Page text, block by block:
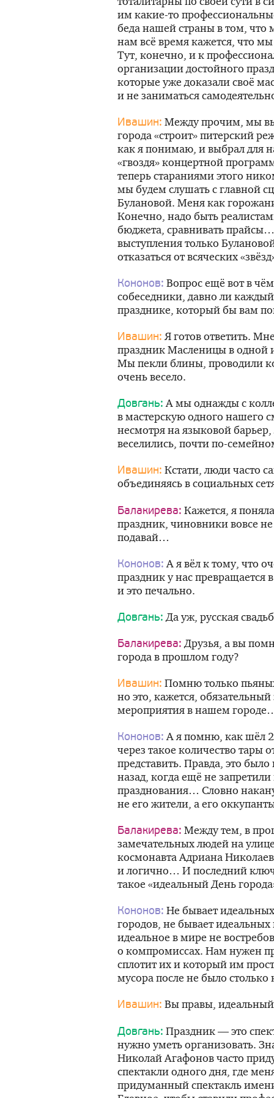
им какие-то
беда нашей страны в том,
нам всё время кажется, что
Тут, конечно, и к
организации достойного
которые уже доказали своё
и не заниматься
Ивашин: Между прочим, мы
города «строит» питерский
как я понимаю, и выбрал для
«гвоздя» концертной
теперь стараниями этого
мы будем слушать с главной
Булановой. Меня как
Конечно, надо быть
бюджета, сравнивать
выступления только
отказаться от всяческих
Кононов: Вопрос ещё вот в
собеседники, давно ли
празднике, который бы вам
Ивашин: Я готов ответить.
праздник Масленицы в одной
Мы пекли блины, проводили
очень весело.
Довгань: А мы однажды с
в мастерскую одного нашего
несмотря на языковой
веселились, почти по-
Ивашин: Кстати, люди часто
объединяясь в социальных
Балакирева: Кажется, я
праздник, чиновники вовсе
подавай…
Кононов: А я вёл к тому, что
праздник у нас превращается
и это печально.
Довгань: Да уж, русская
Балакирева: Друзья, а вы
города в прошлом году?
Ивашин: Помню только
но это, кажется,
мероприятия в нашем
Кононов: А я помню, как шёл
через такое количество тары
представить. Правда, это
назад, когда ещё не
празднования… Словно
не его жители, а его
Балакирева: Между тем, в
замечательных людей на
космонавта Адриана
и логично… И последний
такое «идеальный День
Кононов: Не бывает
городов, не бывает
идеальное в мире не
о компромиссах. Нам нужен
сплотит их и который им
мусора после не было
Ивашин: Вы правы,
Довгань: Праздник — это
нужно уметь организовать.
Николай Агафонов часто
спектакли одного дня, где
придуманный спектакль